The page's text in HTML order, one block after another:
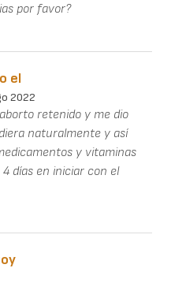
por favor?
el
2022
retenido y me dio
naturalmente y así
y vitaminas
días en iniciar con el